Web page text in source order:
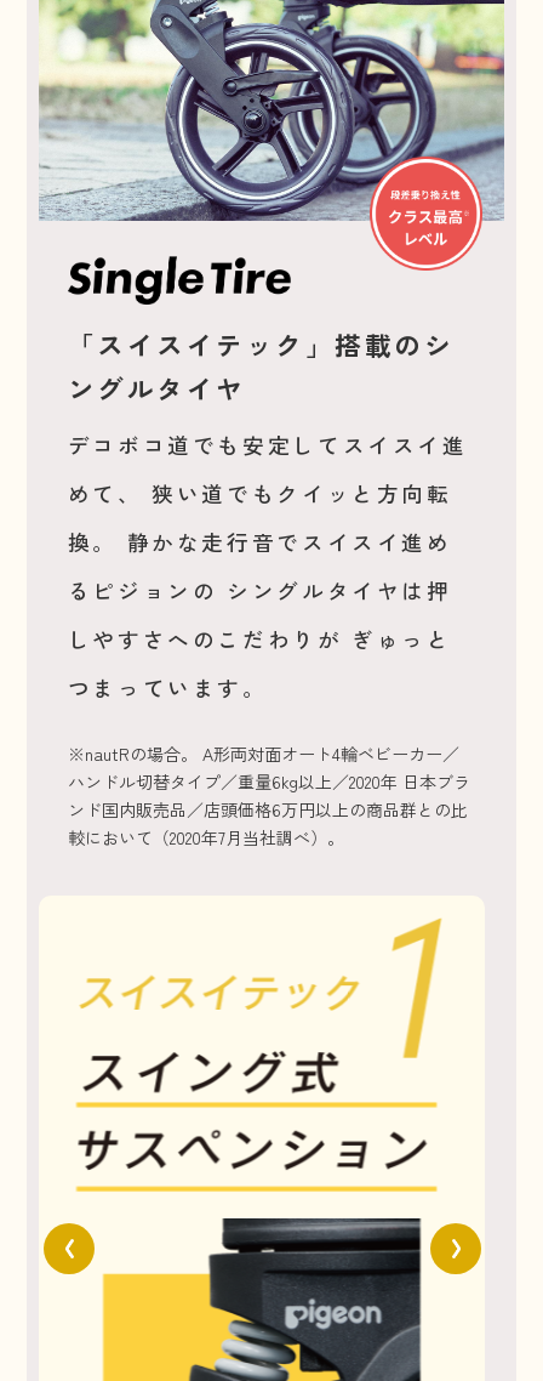
「スイスイテック」搭載のシ
ングルタイヤ
デコボコ道でも安定してスイスイ進
めて、
狭い道でもクイッと方向転
換。
静かな走行音でスイスイ進め
るピジョンの シングルタイヤは押
しやすさへのこだわりが ぎゅっと
つまっています。
※nautRの場合。 A形両対面オート4輪ベビーカー／
ハンドル切替タイプ／重量6kg以上／2020年 日本ブラ
ンド国内販売品／店頭価格6万円以上の商品群との比
較において（2020年7月当社調べ）。